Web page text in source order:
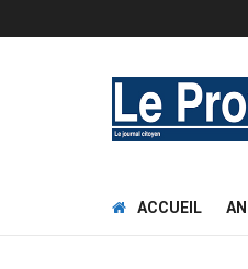
ACCUEIL